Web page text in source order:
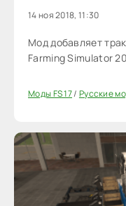
14 ноя 2018, 11:30
Мод добавляет
Farming Simulator
Моды FS 17/ Русские